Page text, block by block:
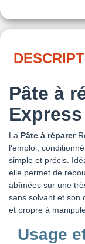
Pâte à
La Pâte à réparer
l'emploi,
simple et précis.
elle permet de
abîmées sur une
sans solvant et son
et propre à
Usage